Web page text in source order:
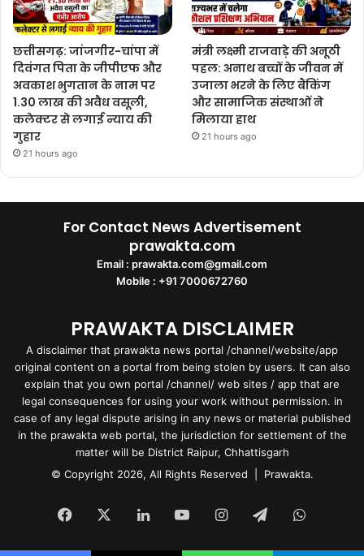
छत्तीसगढ़: जांजगीर-चांपा में
दिवंगत पिता के जीपीएफ और
अवकाश भुगतान के नाम पर
1.30 लाख की अवैध वसूली,
कलेक्टर से लगाई न्याय की
गुहार
21 hours ago
मंत्री लक्ष्मी राजवाड़े की अनूठी
पहल: अनाथ बच्चों के जीवन में
उजाला भरने के लिए बैंकिंग
और सामाजिक संस्थाओं ने
मिलाया हाथ
21 hours ago
For Contact News Advertisement
prawakta.com
Email : prawakta.com@gmail.com
Mobile : +91 7000672760
PRAWAKTA DISCLAIMER
A disclaimer that prawakta news portal /channel/website/app
original content on a portal from being stolen by users. It can also
explain that you own portal /channel/ web sites / app that are
legal consequences for using your work without permission. in
case of any legal dispute arising in any news or material published
in the prawakta web portal, the jurisdiction for settlement of the
matter will be District Raipur, Chhattisgarh
© Copyright 2026, All Rights Reserved | Prawakta.
Facebook LinkedInYouTubeInstagram
Telegram